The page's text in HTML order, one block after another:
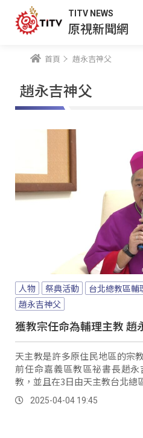
TITV NEWS
原視新聞網
首頁 趙永吉神父
趙永吉神父
人物 祭典活動 台北總教區輔
趙永吉神父
獲教宗任命為輔理主教 趙
天主教是許多原住民地區的宗
前任命嘉義區教區祕書長趙
教，並且在3日由天主教台北總
莊嚴的晉牧大典。
2025-04-04 19:45